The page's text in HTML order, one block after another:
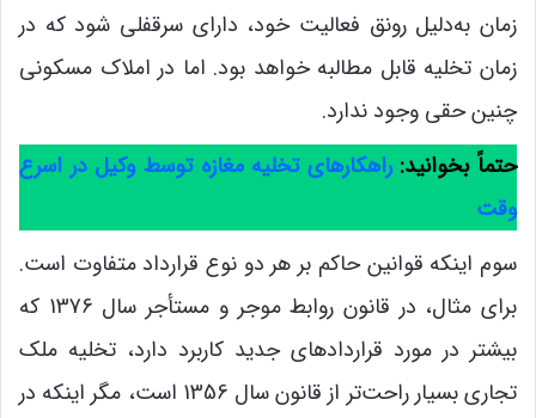
زمان به‌دلیل رونق فعالیت خود، دارای سرقفلی شود که در
زمان تخلیه قابل مطالبه خواهد بود. اما در املاک مسکونی
چنین حقی وجود ندارد.
حتماً بخوانید:راهکارهای تخلیه مغازه توسط وکیل در اسرع
وقت
سوم اینکه قوانین حاکم بر هر دو نوع قرارداد متفاوت است.
برای مثال، در قانون روابط موجر و مستأجر سال 1376 که
بیشتر در مورد قراردادهای جدید کاربرد دارد، تخلیه ملک
تجاری بسیار راحت‌تر از قانون سال 1356 است، مگر اینکه در